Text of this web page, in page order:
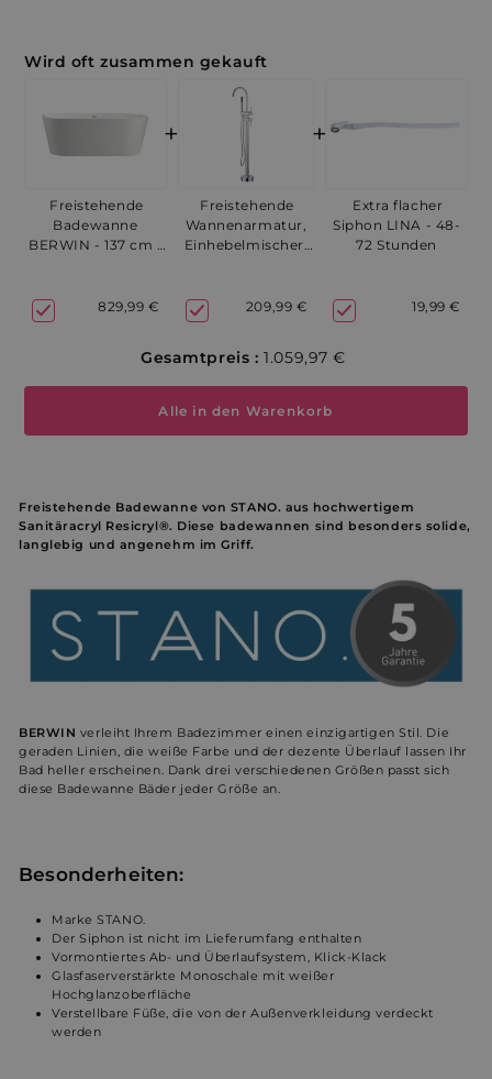
Wird oft zusammen gekauft
Freistehende
Badewanne
BERWIN - 137 cm /
829,99 €
+
Freistehende
Wannenarmatur,
Einhebelmischer,
209,99 €
+
Extra flacher
Siphon LINA - 48-
72 Stunden
19,99 €
Gesamtpreis : 1.059,97 €
Alle in den Warenkorb
Freistehende Badewanne von STANO. aus hochwertigem
Sanitäracryl Resicryl®. Diese badewannen sind besonders solide,
langlebig und angenehm im Griff.
BERWIN verleiht Ihrem Badezimmer einen einzigartigen Stil. Die
geraden Linien, die weiße Farbe und der dezente Überlauf lassen Ihr
Bad heller erscheinen. Dank drei verschiedenen Größen passt sich
diese Badewanne Bäder jeder Größe an.
Besonderheiten:
Marke STANO.
Der Siphon ist nicht im Lieferumfang enthalten
Vormontiertes Ab- und Überlaufsystem, Klick-Klack
Glasfaserverstärkte Monoschale mit weißer
Hochglanzoberfläche
Verstellbare Füße, die von der Außenverkleidung verdeckt
werden